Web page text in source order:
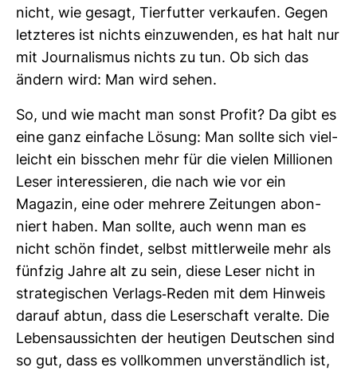
nicht, wie gesagt, Tier­futter ver­kaufen. Gegen
letz­teres ist nichts ein­zu­wenden, es hat halt nur
mit Jour­na­lismus nichts zu tun. Ob sich das
ändern wird: Man wird sehen.
So, und wie macht man sonst Profit? Da gibt es
eine ganz ein­fache Lösung: Man sollte sich viel­
leicht ein biss­chen mehr für die vielen Mil­lionen
Leser inter­es­sieren, die nach wie vor ein
Magazin, eine oder meh­rere Zei­tungen abon­
niert haben. Man sollte, auch wenn man es
nicht schön findet, selbst mitt­ler­weile mehr als
fünfzig Jahre alt zu sein, diese Leser nicht in
stra­te­gi­schen Ver­lags-​Reden mit dem Hin­weis
darauf abtun, dass die Leser­schaft ver­alte. Die
Lebens­aus­sichten der heu­tigen Deut­schen sind
so gut, dass es voll­kommen unver­ständ­lich ist,